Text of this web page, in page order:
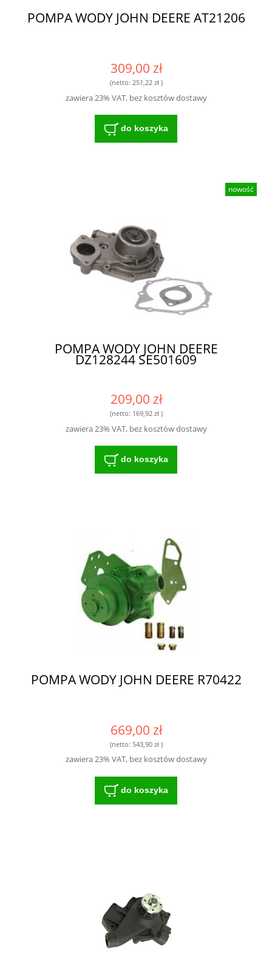
POMPA WODY JOHN DEERE AT21206
309,00 zł
(netto: 251,22 zł)
zawiera 23% VAT, bez kosztów dostawy
do koszyka
POMPA WODY JOHN DEERE
DZ128244 SE501609
209,00 zł
(netto: 169,92 zł)
zawiera 23% VAT, bez kosztów dostawy
do koszyka
nowość
POMPA WODY JOHN DEERE R70422
669,00 zł
(netto: 543,90 zł)
zawiera 23% VAT, bez kosztów dostawy
do koszyka